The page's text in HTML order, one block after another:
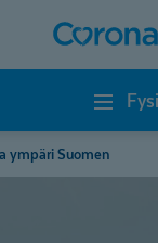
ympäri Suomen